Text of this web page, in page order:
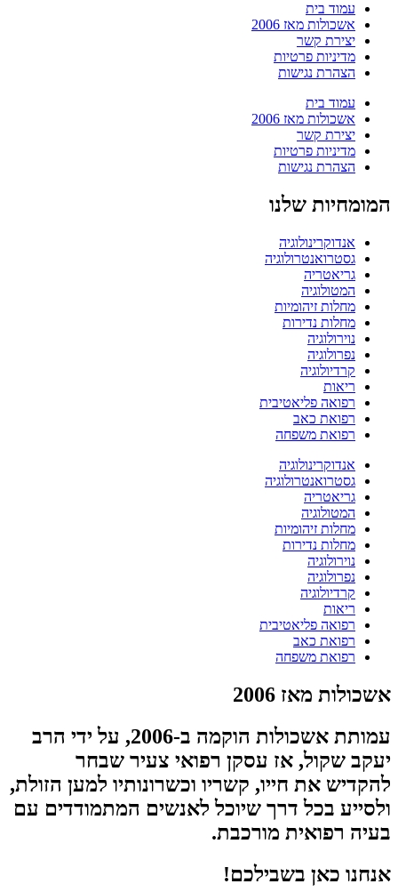
עמוד בית
אשכולות מאז 2006
יצירת קשר
מדיניות פרטיות
הצהרת נגישות
עמוד בית
אשכולות מאז 2006
יצירת קשר
מדיניות פרטיות
הצהרת נגישות
המומחיות שלנו
אנדוקרינולוגיה
גסטרואנטרולוגיה
גריאטריה
המטולוגיה
מחלות זיהומיות
מחלות נדירות
נוירולוגיה
נפרולוגיה
קרדיולוגיה
ריאות
רפואה פליאטיבית
רפואת כאב
רפואת משפחה
אנדוקרינולוגיה
גסטרואנטרולוגיה
גריאטריה
המטולוגיה
מחלות זיהומיות
מחלות נדירות
נוירולוגיה
נפרולוגיה
קרדיולוגיה
ריאות
רפואה פליאטיבית
רפואת כאב
רפואת משפחה
אשכולות מאז 2006
עמותת אשכולות הוקמה ב-2006, על ידי הרב
יעקב שקול, אז עסקן רפואי צעיר שבחר
להקדיש את חייו, קשריו וכשרונותיו למען הזולת,
ולסייע בכל דרך שיוכל לאנשים המתמודדים עם
בעיה רפואית מורכבת.
אנחנו כאן בשבילכם!